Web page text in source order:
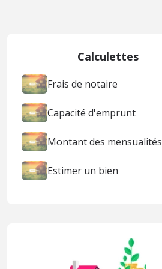
Calculettes
Frais de notaire
Capacité d'emprunt
Montant des mensualités
Estimer un bien